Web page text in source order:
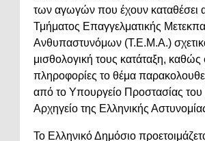
των αγωγών που έχουν καταθέσει
Τμήματος Επαγγελματικής
Ανθυπαστυνόμων (Τ.Ε.Μ.Α.)
μισθολογική τους κατάταξη,
πληροφορίες το θέμα
από το Υπουργείο Προστασίας του
Αρχηγείο της Ελληνικής
Το Ελληνικό Δημόσιο